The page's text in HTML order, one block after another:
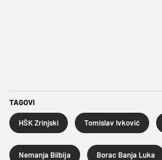
TAGOVI
HŠK Zrinjski Tomislav Ivković
Nemanja Bilbija Borac Banja Luka